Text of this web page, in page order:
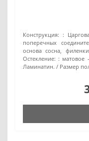
Конструкция: :
поперечных
основа сосна,
Остекление: : матовое
Ламинатин.
Размер